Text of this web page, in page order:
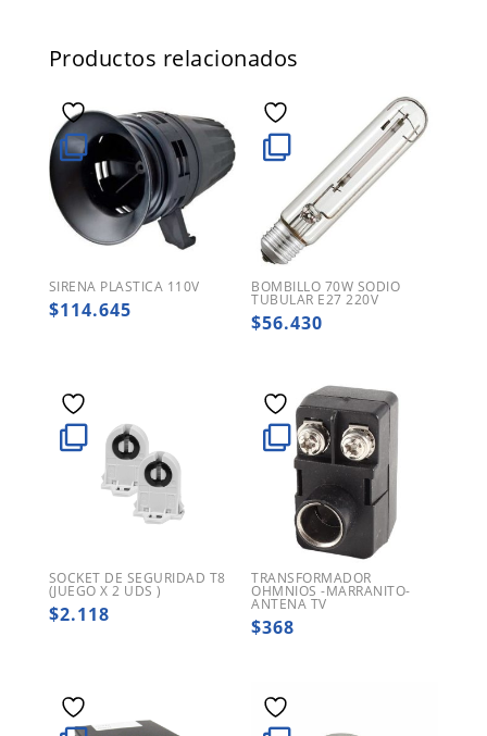
Productos relacionados
SIRENA PLASTICA 110V
$114.645
BOMBILLO 70W SODIO
TUBULAR E27 220V
$56.430
SOCKET DE SEGURIDAD T8
(JUEGO X 2 UDS )
$2.118
TRANSFORMADOR
OHMNIOS -MARRANITO-
ANTENA TV
$368